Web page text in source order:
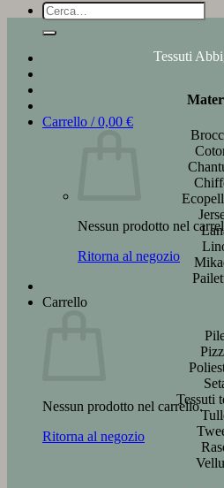
Cerca:
Carrello /0,00 €
Nessun prodotto nel
Ritorna al negozio
Carrello
Nessun prodotto nel carrello.
Ritorna al negozio
Tessuti
Tessuti